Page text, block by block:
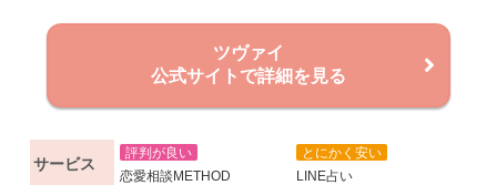
ツヴァイ
公式サイトで詳細を見る
サービス
評判が良い
恋愛相談METHOD
とにかく安い
LINE占い